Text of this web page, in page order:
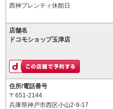
西神プレンティ休館日
店舗名
ドコモショップ玉津店
住所/電話番号
〒651-2144
兵庫県神戸市西区小山2-9-17